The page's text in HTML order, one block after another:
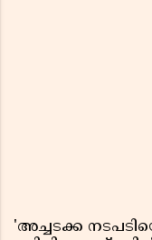
'അച്ചടക്ക